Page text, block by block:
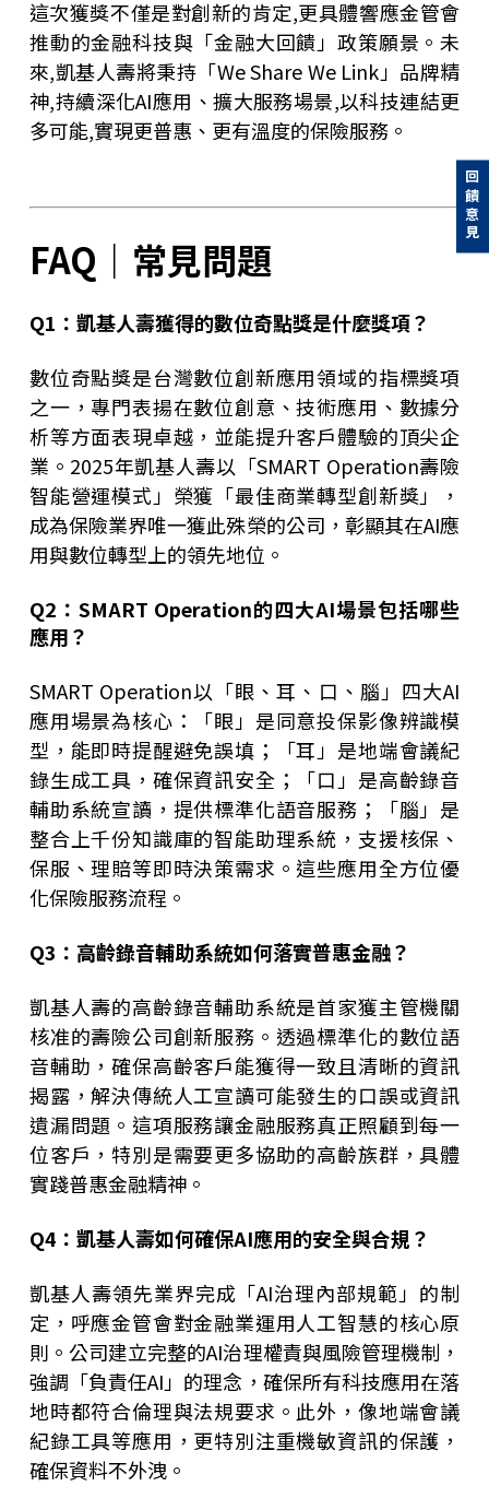
這次獲獎不僅是對創新的肯定,更具體響應金管會
推動的金融科技與「金融大回饋」政策願景。未
來,凱基人壽將秉持「We Share We Link」品牌精
神,持續深化AI應用、擴大服務場景,以科技連結更
多可能,實現更普惠、更有溫度的保險服務。
FAQ｜常見問題
Q1 ： 凱基人壽獲得的數位奇點獎是什麼獎項？
數位奇點獎是台灣數位創新應用領域的指標獎項
之一，專門表揚在數位創意、技術應用、數據分
析等方面表現卓越，並能提升客戶體驗的頂尖企
業。2025年凱基人壽以「SMART Operation壽險
智能營運模式」榮獲「最佳商業轉型創新獎」，
成為保險業界唯一獲此殊榮的公司，彰顯其在AI應
用與數位轉型上的領先地位。
Q2 ：SMART Operation的四大AI場景包括哪些
應用？
SMART Operation以「眼、耳、口、腦」四大AI
應用場景為核心：「眼」是同意投保影像辨識模
型，能即時提醒避免誤填；「耳」是地端會議紀
錄生成工具，確保資訊安全；「口」是高齡錄音
輔助系統宣讀，提供標準化語音服務；「腦」是
整合上千份知識庫的智能助理系統，支援核保、
保服、理賠等即時決策需求。這些應用全方位優
化保險服務流程。
Q3 ：高齡錄音輔助系統如何落實普惠金融？
凱基人壽的高齡錄音輔助系統是首家獲主管機關
核准的壽險公司創新服務。透過標準化的數位語
音輔助，確保高齡客戶能獲得一致且清晰的資訊
揭露，解決傳統人工宣讀可能發生的口誤或資訊
遺漏問題。這項服務讓金融服務真正照顧到每一
位客戶，特別是需要更多協助的高齡族群，具體
實踐普惠金融精神。
Q4 ：凱基人壽如何確保AI應用的安全與合規？
凱基人壽領先業界完成「AI治理內部規範」的制
定，呼應金管會對金融業運用人工智慧的核心原
則。公司建立完整的AI治理權責與風險管理機制，
強調「負責任AI」的理念，確保所有科技應用在落
地時都符合倫理與法規要求。此外，像地端會議
紀錄工具等應用，更特別注重機敏資訊的保護，
確保資料不外洩。
回饋意見